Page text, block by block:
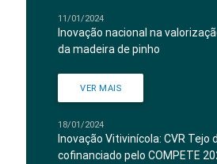
11/01/2024
Inovação nacional na
da madeira de pinho
VER MAIS
18/01/2024
Inovação Vitivinícola: CVR Tejo
cofinanciado pelo COMPETE